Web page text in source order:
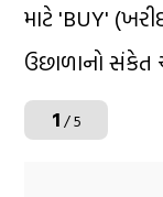
માટે 'BUY'
ઉછાળાનો સંકેત
1/ 5